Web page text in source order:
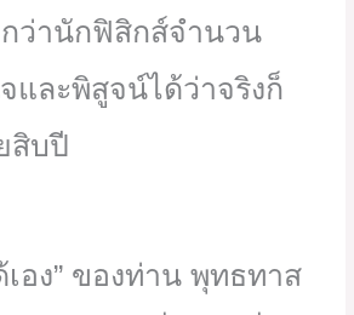
กว่านักฟิสิกส์จำนวน
และพิสูจน์ได้ว่าจริงก็
สิบปี
อง” ของท่าน พุทธทาส